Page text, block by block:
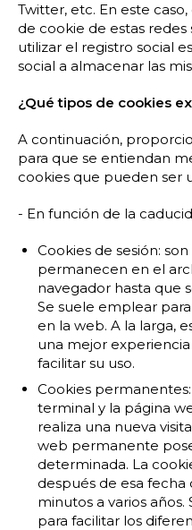
Twitter, etc. En este
de cookie de estas redes
utilizar el registro social
social a almacenar las
¿Qué tipos de cookies
A continuación,
para que se entiendan
cookies que pueden ser
- En función de la
Cookies de sesión:
permanecen en el
navegador hasta que
Se suele emplear
en la web. A la larga,
una mejor
facilitar su uso.
Cookies
terminal y la página
realiza una nueva
web permanente
determinada. La
después de esa
minutos a varios
para facilitar los